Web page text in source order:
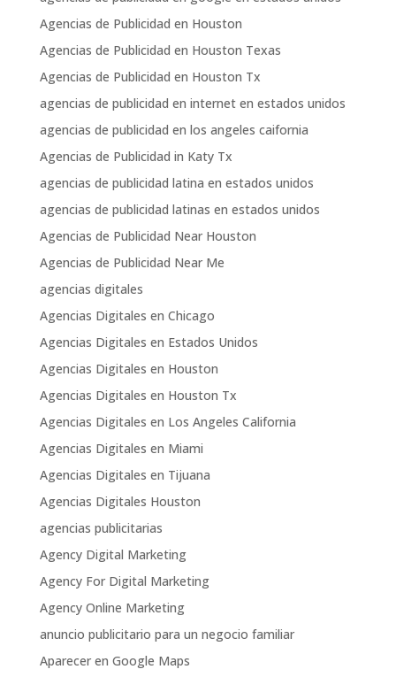
Agencias de Publicidad en Houston
Agencias de Publicidad en Houston Texas
Agencias de Publicidad en Houston Tx
agencias de publicidad en internet en estados unidos
agencias de publicidad en los angeles caifornia
Agencias de Publicidad in Katy Tx
agencias de publicidad latina en estados unidos
agencias de publicidad latinas en estados unidos
Agencias de Publicidad Near Houston
Agencias de Publicidad Near Me
agencias digitales
Agencias Digitales en Chicago
Agencias Digitales en Estados Unidos
Agencias Digitales en Houston
Agencias Digitales en Houston Tx
Agencias Digitales en Los Angeles California
Agencias Digitales en Miami
Agencias Digitales en Tijuana
Agencias Digitales Houston
agencias publicitarias
Agency Digital Marketing
Agency For Digital Marketing
Agency Online Marketing
anuncio publicitario para un negocio familiar
Aparecer en Google Maps